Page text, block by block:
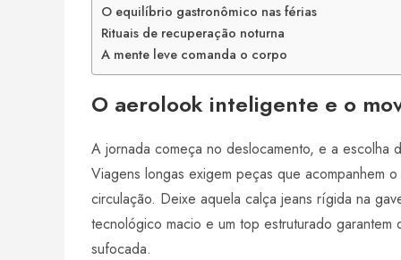
O equilíbrio gastronômico nas férias
Rituais de recuperação noturna
A mente leve comanda o corpo
O aerolook inteligente e o
A jornada começa no deslocamento, e a escolha
Viagens longas exigem peças que acompanhem
circulação. Deixe aquela calça jeans rígida na
tecnológico macio e um top estruturado
sufocada.